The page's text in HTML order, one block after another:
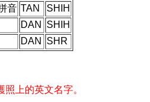
音 TAN
SHIH
DAN
SHIH
DAN SHR
上的英文名字。